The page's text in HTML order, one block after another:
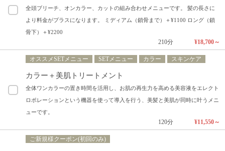
全頭ブリーチ、オンカラー、カットの組み合わせメニューです。 髪の長さに
より料金がプラスになります。 ミディアム（鎖骨まで）＋¥1100 ロング（鎖
骨下）＋¥2200
210分 ¥18,700～
オススメSETメニュー SETメニュー カラー スキンケア
カラー＋美肌トリートメント
全体ワンカラーの置き時間を活用し、お肌の再生力を高める美容液をエレクト
ロポレーションという機器を使って導入を行う、美髪と美肌が同時に叶うメニ
ューです。
120分 ¥11,550～
ご新規様クーポン(初回のみ)